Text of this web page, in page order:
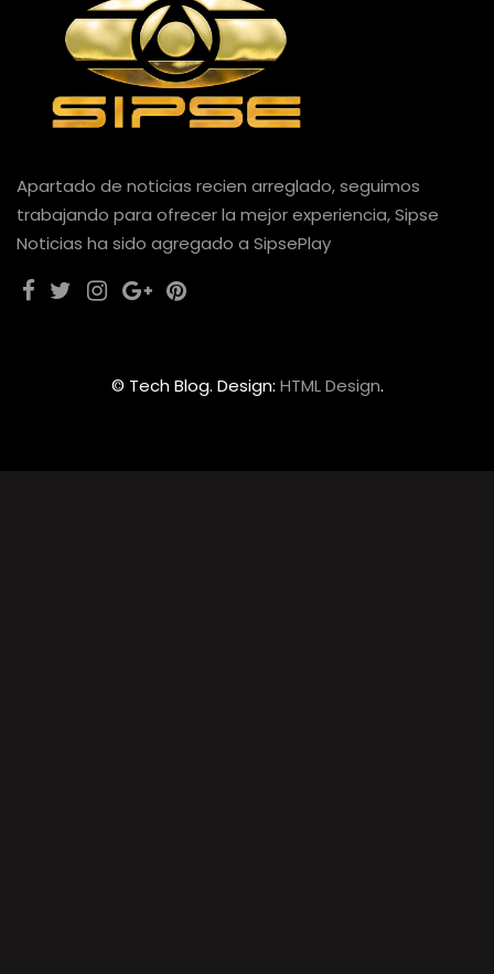
Apartado de noticias recien arreglado, seguimos
trabajando para ofrecer la mejor experiencia, Sipse
Noticias ha sido agregado a SipsePlay
© Tech Blog. Design: HTML Design.